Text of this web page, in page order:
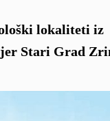
lokaliteti iz
Stari Grad